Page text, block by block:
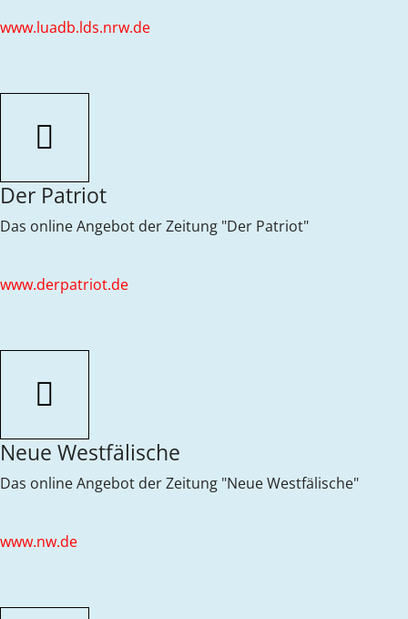
www.luadb.lds.nrw.de
Der Patriot
Das online Angebot der Zeitung "Der Patriot"
www.derpatriot.de
Neue Westfälische
Das online Angebot der Zeitung "Neue Westfälische"
www.nw.de